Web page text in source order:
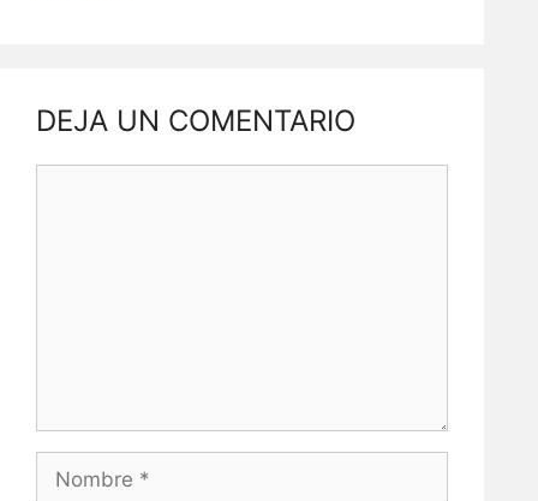
DEJA UN COMENTARIO